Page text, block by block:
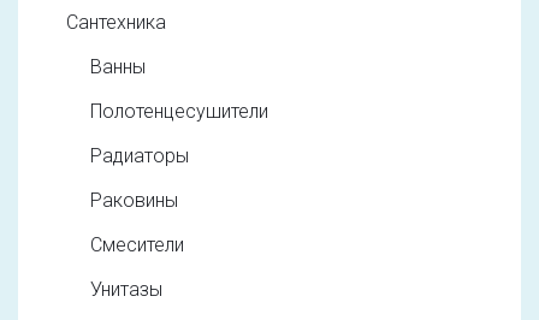
Сантехника
Ванны
Полотенцесушители
Радиаторы
Раковины
Смесители
Унитазы